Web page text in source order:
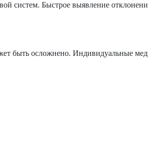
систем. Быстрое выявление
быть осложнено. Индивидуальные